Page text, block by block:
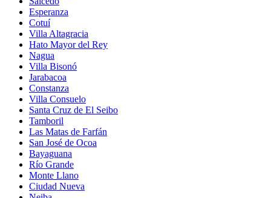
Esperanza
Cotuí
Villa Altagracia
Hato Mayor del Rey
Nagua
Villa Bisonó
Jarabacoa
Constanza
Villa Consuelo
Santa Cruz de El Seibo
Tamboril
Las Matas de Farfán
San José de Ocoa
Bayaguana
Río Grande
Monte Llano
Ciudad Nueva